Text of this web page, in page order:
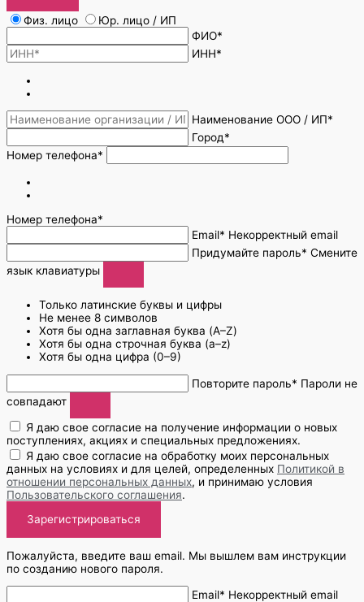
Физ. лицо
Юр. лицо / ИП
ФИО*
ИНН*
Наименование ООО / ИП*
Город*
Номер телефона*
Номер телефона*
Email* Некорректный email
Придумайте пароль* Смените
язык клавиатуры
Только латинские буквы и цифры
Не менее 8 символов
Хотя бы одна заглавная буква (A–Z)
Хотя бы одна строчная буква (a–z)
Хотя бы одна цифра (0–9)
Повторите пароль* Пароли не
совпадают
Я даю свое согласие на получение информации о новых
поступлениях, акциях и специальных предложениях.
Я даю свое согласие на обработку моих персональных
данных на условиях и для целей, определенных Политикой в
отношении персональных данных, и принимаю условия
Пользовательского соглашения.
Зарегистрироваться
Пожалуйста, введите ваш email. Мы вышлем вам инструкции
по созданию нового пароля.
Email* Некорректный email